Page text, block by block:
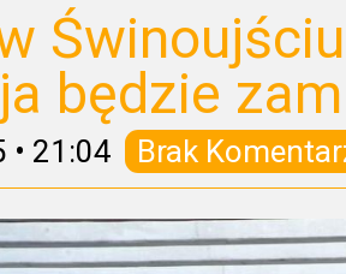
będzie
• 21:04 Brak